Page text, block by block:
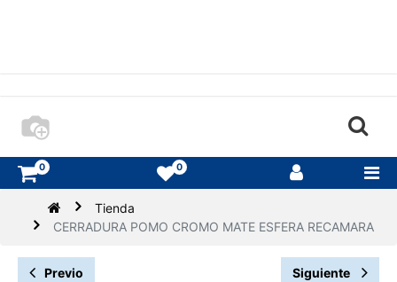
0 0
Tienda
CERRADURA POMO CROMO MATE ESFERA RECAMARA
Previo Siguiente